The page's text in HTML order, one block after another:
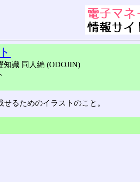
知識 同人編 (ODOJIN)
せるためのイラストのこと。